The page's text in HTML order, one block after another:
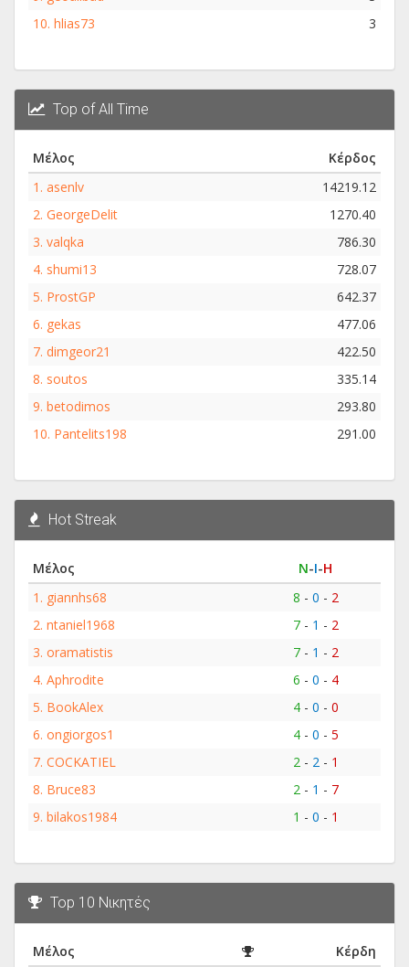
10. hlias73 3
Top of All Time
Μέλος
Κέρδος
1. asenlv
14219.12
2. GeorgeDelit
1270.40
3. valqka
786.30
4. shumi13
728.07
5. ProstGP
642.37
6. gekas
477.06
7. dimgeor21
422.50
8. soutos
335.14
9. betodimos
293.80
10. Pantelits198 291.00
Hot Streak
Μέλος Ν-Ι-Η
1. giannhs68 8 - 0 - 2
2. ntaniel1968 7- 1 - 2
3. oramatistis 7- 1 - 2
4. Aphrodite 6 - 0 - 4
5. BookAlex 4- 0 - 0
6. ongiorgos1 4- 0 - 5
7. COCKATIEL 2 - 2 - 1
8. Bruce83 2 - 1 - 7
9. bilakos1984 1 - 0 - 1
Top 10 Νικητές
Μέλος
Κέρδη